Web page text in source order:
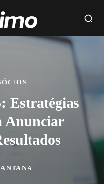
Estratégias
Anunciar